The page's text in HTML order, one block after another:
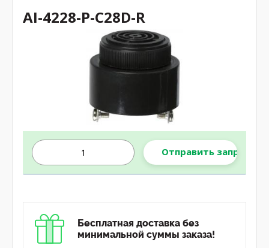
Отправить запрос
Бесплатная доставка без
минимальной суммы заказа!
AI-4228-P-C28D-R